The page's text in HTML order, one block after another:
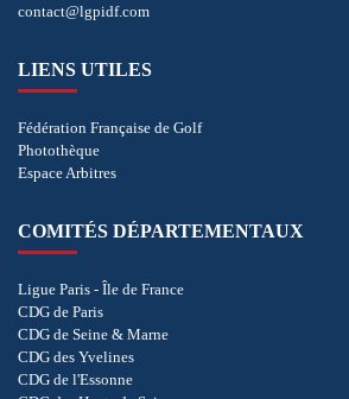
contact@lgpidf.com
LIENS UTILES
Fédération Française de Golf
Photothèque
Espace Arbitres
COMITÉS DÉPARTEMENTAUX
Ligue Paris - Île de France
CDG de Paris
CDG de Seine & Marne
CDG des Yvelines
CDG de l'Essonne